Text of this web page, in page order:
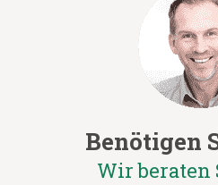
Benötigen
Wir beraten